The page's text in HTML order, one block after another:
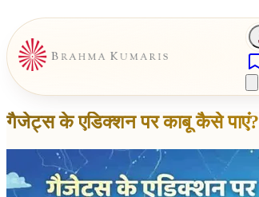
गैजेट्स के एडिक्शन पर काबू कैसे पाएं?